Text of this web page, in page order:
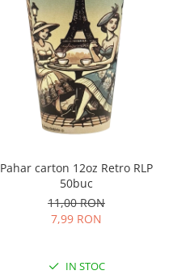
Pahar carton 12oz Retro RLP
50buc
11,00 RON
7,99 RON
IN STOC